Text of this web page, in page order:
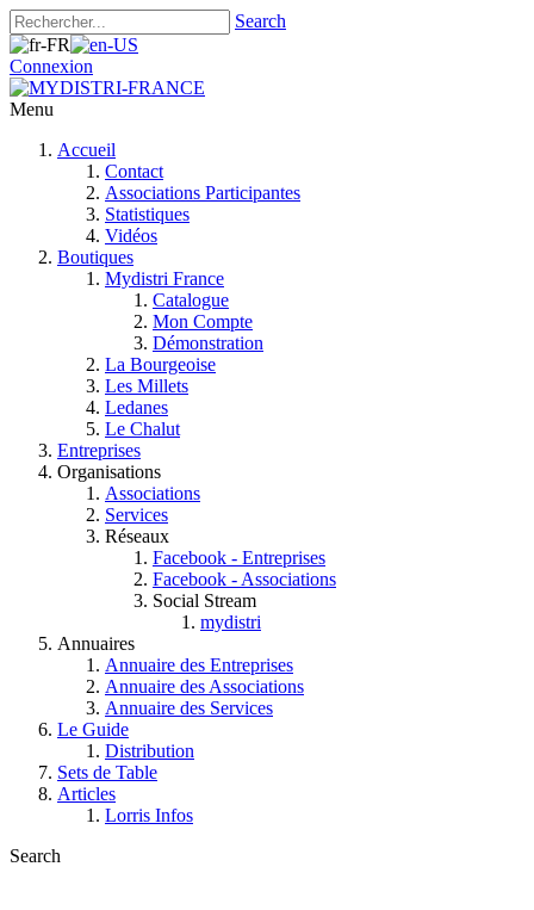
Search
Connexion
Menu
Accueil
Contact
Associations Participantes
Statistiques
Vidéos
Boutiques
Mydistri France
Catalogue
Mon Compte
Démonstration
La Bourgeoise
Les Millets
Ledanes
Le Chalut
Entreprises
Organisations
Associations
Services
Réseaux
Facebook - Entreprises
Facebook - Associations
Social Stream
mydistri
Annuaires
Annuaire des Entreprises
Annuaire des Associations
Annuaire des Services
Le Guide
Distribution
Sets de Table
Articles
Lorris Infos
Search